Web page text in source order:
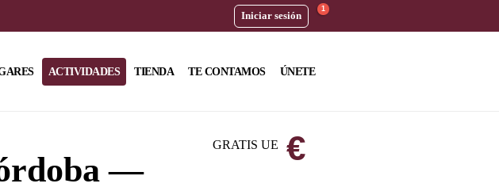
Iniciar sesión
1
ACTIVIDADES TIENDA TE CONTAMOS ÚNETE
—
GRATIS UE €